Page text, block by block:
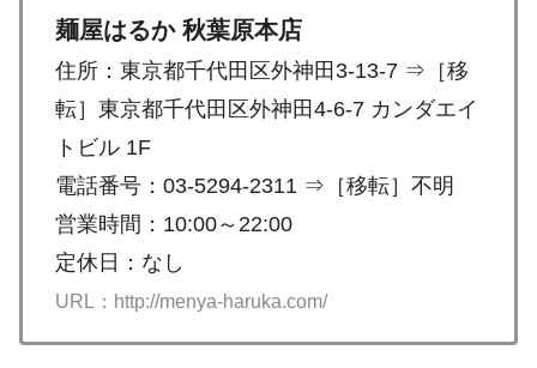
麺屋はるか 秋葉原本店
住所：東京都千代田区外神田3-13-7 ⇒［移
転］東京都千代田区外神田4-6-7 カンダエイ
トビル 1F
電話番号：03-5294-2311 ⇒［移転］不明
営業時間：10:00～22:00
定休日：なし
URL：http://menya-haruka.com/